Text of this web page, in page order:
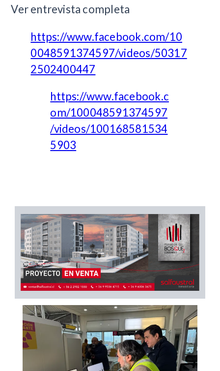
​Ver entrevista completa
https://www.facebook.com/10
0048591374597/videos/50317
2502400447
https://www.facebook.c
om/100048591374597
/videos/100168581534
5903